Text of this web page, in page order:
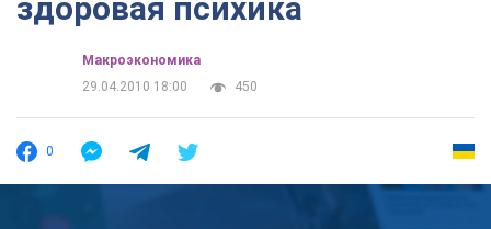
здоровая психика
Mакроэкономика
29.04.2010 18:00
450
0